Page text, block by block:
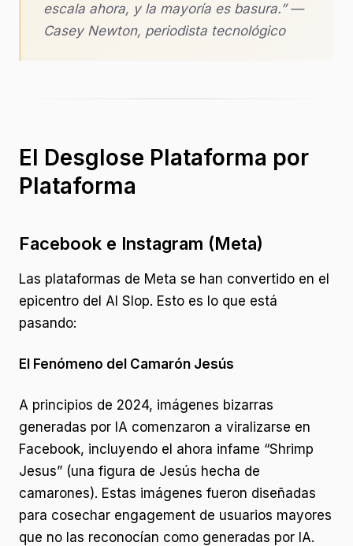
escala ahora, y la mayoría es basura.” —
Casey Newton, periodista tecnológico
El Desglose Plataforma por
Plataforma
Facebook e Instagram (Meta)
Las plataformas de Meta se han convertido en el
epicentro del AI Slop. Esto es lo que está
pasando:
El Fenómeno del Camarón Jesús
A principios de 2024, imágenes bizarras
generadas por IA comenzaron a viralizarse en
Facebook, incluyendo el ahora infame “Shrimp
Jesus” (una figura de Jesús hecha de
camarones). Estas imágenes fueron diseñadas
para cosechar engagement de usuarios mayores
que no las reconocían como generadas por IA.